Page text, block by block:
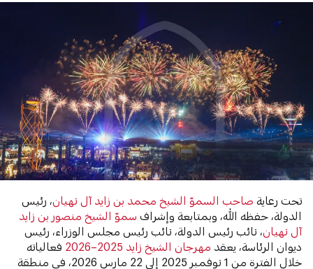
تحت رعايةصاحب السموّ الشيخ محمد بن زايد آل نهيان، رئيس
الدولة، حفظه الله، وبمتابعة وإشرافسموّ الشيخ منصور بن زايد
آل نهيان، نائب رئيس الدولة، نائب رئيس مجلس الوزراء، رئيس
ديوان الرئاسة، يعقد مهرجان الشيخ زايد 2025–2026
فعالياته
خلال الفترة من 1 نوفمبر 2025 إلى 22 مارس 2026، في منطقة